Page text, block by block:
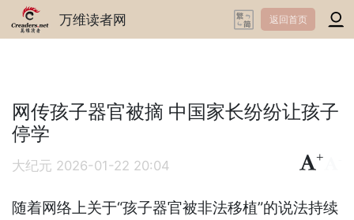
万维读者网 返回首页
网传孩子器官被摘 中国家长纷纷让孩子
停学
大纪元 2026-01-22 20:04
+
随着网络上关于“孩子器官被非法移植”的说法持续